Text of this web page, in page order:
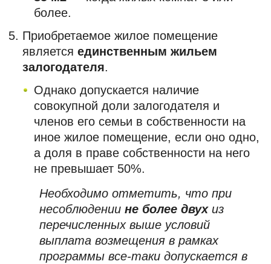
более.
Приобретаемое жилое помещение
является единственным жильем
залогодателя.
Однако допускается наличие
совокупной доли залогодателя и
членов его семьи в собственности на
иное жилое помещение, если оно одно,
а доля в праве собственности на него
не превышает 50%.
Необходимо отметить, что при
несоблюдении не более двухиз
перечисленных выше условий
выплата возмещения в рамках
программы все-таки допускается в